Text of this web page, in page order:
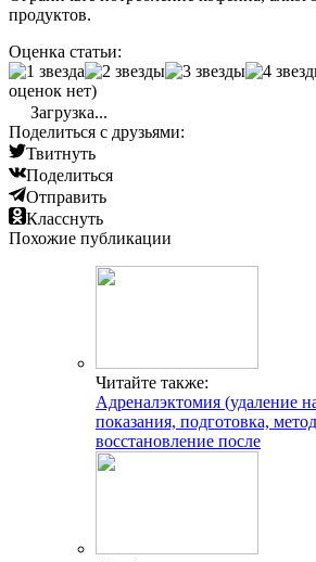
продуктов.
Оценка статьи:
оценок нет)
Загрузка...
Поделиться с друзьями:
Твитнуть
Поделиться
Отправить
Класснуть
Похожие публикации
Читайте также:
Адреналэктомия (удаление
показания, подготовка,
восстановление после